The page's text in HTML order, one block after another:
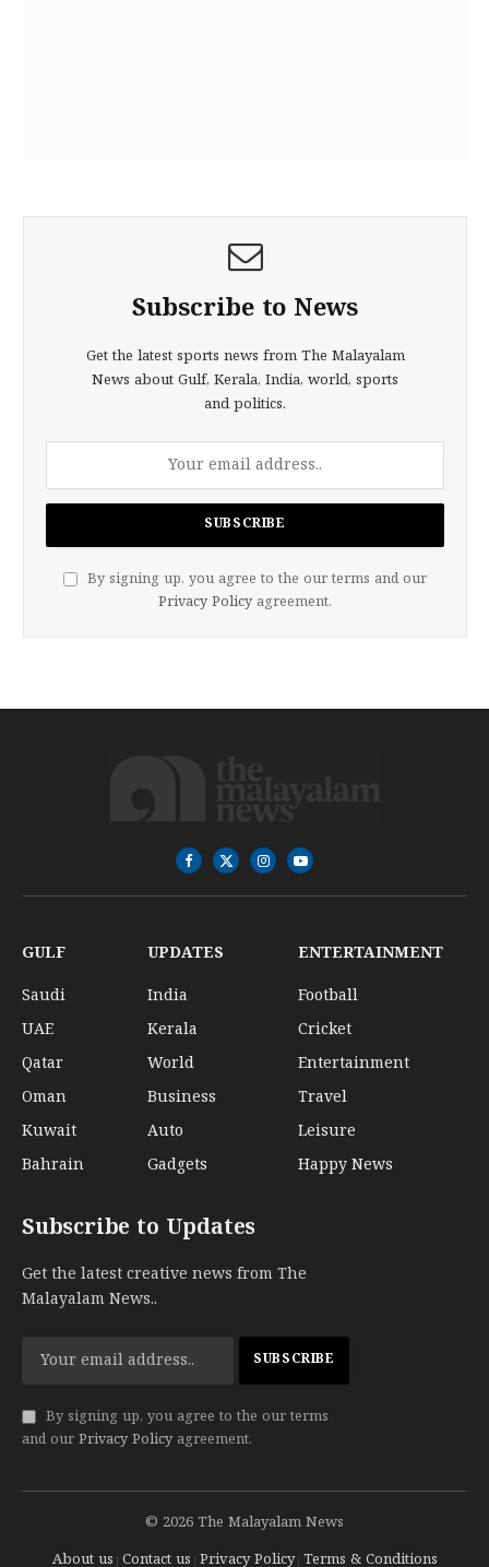
Subscribe to News
Get the latest sports news from The Malayalam
News about Gulf, Kerala, India, world, sports
and politics.
By signing up, you agree to the our terms and our
Privacy Policy agreement.
Facebook
X
(Twitter)
InstagramYouTube
GULF
Saudi
UAE
Qatar
Oman
Kuwait
Bahrain
UPDATES
India
Kerala
World
Business
Auto
Gadgets
ENTERTAINMENT
Football
Cricket
Entertainment
Travel
Leisure
Happy News
Subscribe to Updates
Get the latest creative news from The
Malayalam News..
By signing up, you agree to the our terms
and our Privacy Policy agreement.
© 2026 The Malayalam News
About us Contact us Privacy Policy Terms & Conditions